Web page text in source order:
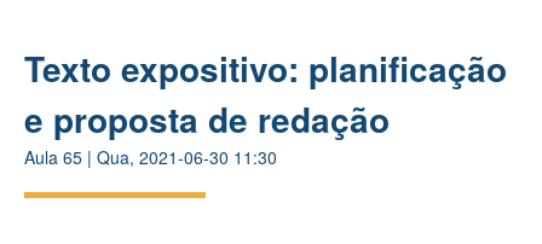
Texto expositivo: planificação
e proposta de redação
Aula 65 | Qua, 2021-06-30 11:30